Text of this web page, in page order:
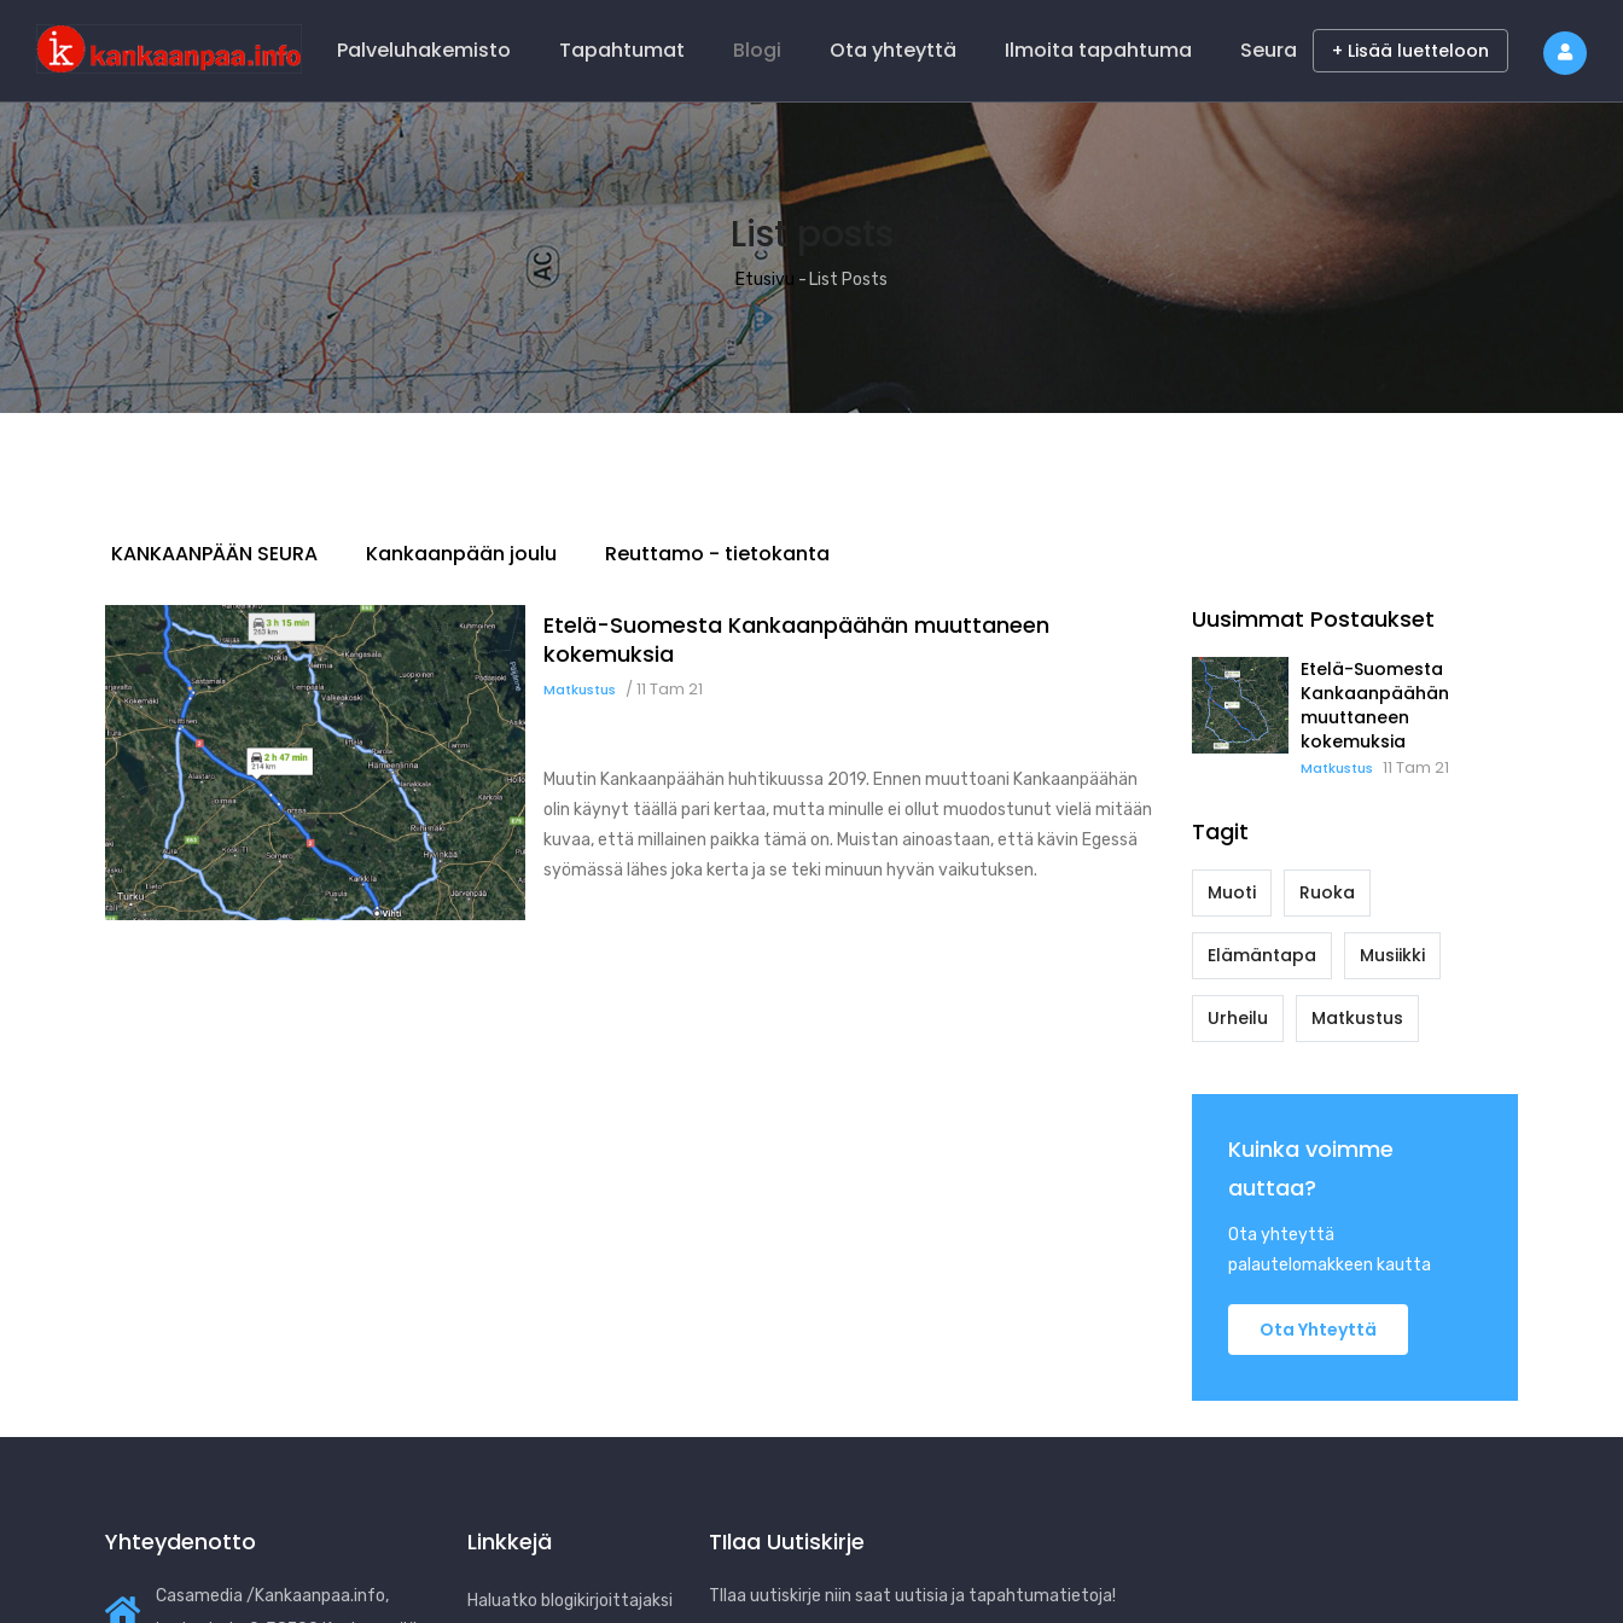
Navigation
Palveluhakemisto Tapahtumat Blogi Ota yhteyttä Ilmoita tapahtuma Seura + Lisää luetteloon
List posts
Murupolku
Etusivu - List Posts
Seura
KANKAANPÄÄN SEURA Kankaanpään joulu Reuttamo - tietokanta
Etelä-Suomesta Kankaanpäähän muuttaneen
kokemuksia
Matkustus /11 Tam 21
Muutin Kankaanpäähän huhtikuussa 2019. Ennen muuttoani Kankaanpäähän
olin käynyt täällä pari kertaa, mutta minulle ei ollut muodostunut vielä mitään
kuvaa, että millainen paikka tämä on. Muistan ainoastaan, että kävin Egessä
syömässä lähes joka kerta ja se teki minuun hyvän vaikutuksen.
Uusimmat Postaukset
Etelä-Suomesta
Kankaanpäähän
muuttaneen
kokemuksia
Matkustus 11 Tam 21
Tagit
Muoti Ruoka
Elämäntapa Musiikki
Urheilu Matkustus
Kuinka voimme
auttaa?
Ota yhteyttä
palautelomakkeen kautta
Ota Yhteyttä
Yhteydenotto
Casamedia /Kankaanpaa.info,
Linkkejä
Haluatko blogikirjoittajaksi
TIlaa Uutiskirje
TIlaa uutiskirje niin saat uutisia ja tapahtumatietoja!